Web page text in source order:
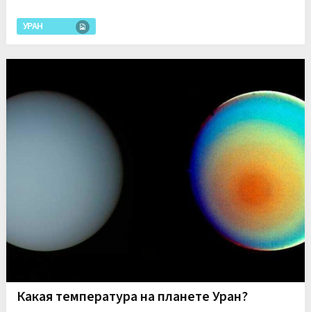
УРАН
Какая температура на планете Уран?